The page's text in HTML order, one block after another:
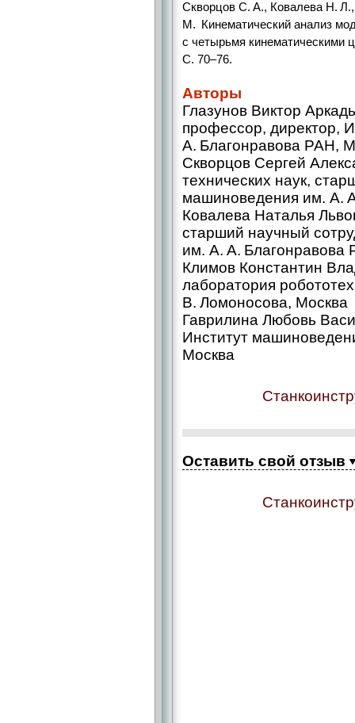
Скворцов С. А., Ковалева Н.
М. Кинематический анализ
с четырьмя кинематическими
С. 70–76.
Авторы
Глазунов Виктор
профессор, директор,
А. Благонравова РАН,
Скворцов Сергей
технических наук,
машиноведения им. А.
Ковалева Наталья
старший научный
им. А. А. Благонравова
Климов Константин
лаборатория
В. Ломоносова, Москва
Гаврилина Любовь
Институт
Москва
Оставить свой отзыв